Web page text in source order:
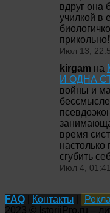
вдруг она
училкой в
прикольно!
Июл 13,
kirgam на
И ОДНА
войны и
время
настолько
сгубить
Июл 4, 01:41
FAQ Контакты